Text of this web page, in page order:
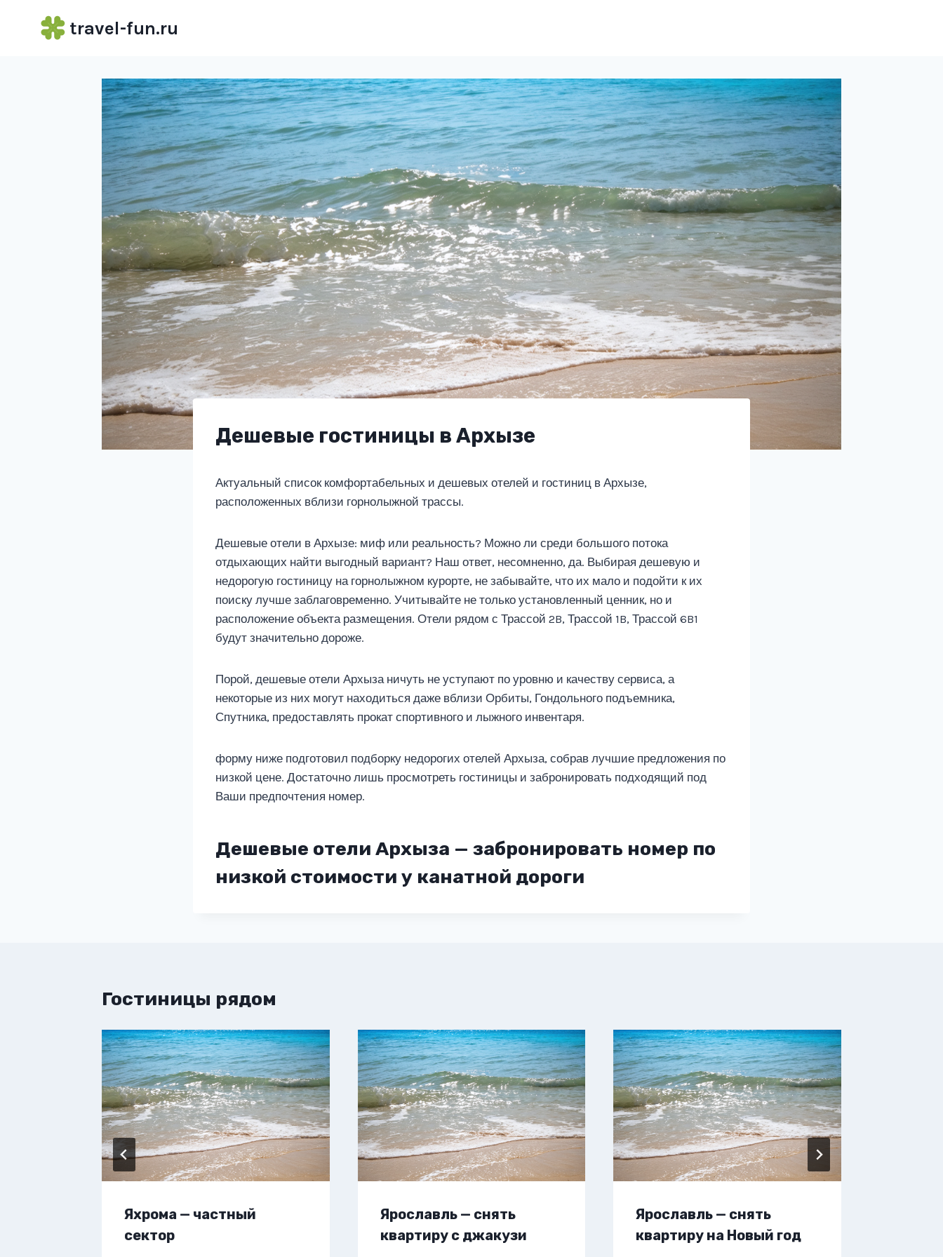
travel-fun.ru
Дешевые гостиницы в Архызе
Актуальный список комфортабельных и дешевых отелей и гостиниц в Архызе,
расположенных вблизи горнолыжной трассы.
Дешевые отели в Архызе: миф или реальность? Можно ли среди большого потока
отдыхающих найти выгодный вариант? Наш ответ, несомненно, да. Выбирая дешевую и
недорогую гостиницу на горнолыжном курорте, не забывайте, что их мало и подойти к их
поиску лучше заблаговременно. Учитывайте не только установленный ценник, но и
расположение объекта размещения. Отели рядом с Трассой 2B, Трассой 1B, Трассой 6B1
будут значительно дороже.
Порой, дешевые отели Архыза ничуть не уступают по уровню и качеству сервиса, а
некоторые из них могут находиться даже вблизи Орбиты, Гондольного подъемника,
Спутника, предоставлять прокат спортивного и лыжного инвентаря.
форму ниже подготовил подборку недорогих отелей Архыза, собрав лучшие предложения по
низкой цене. Достаточно лишь просмотреть гостиницы и забронировать подходящий под
Ваши предпочтения номер.
Дешевые отели Архыза — забронировать номер по
низкой стоимости у канатной дороги
Гостиницы рядом
Яхрома — частный
сектор
Ярославль — снять
квартиру с джакузи
Ярославль — снять
квартиру на Новый год